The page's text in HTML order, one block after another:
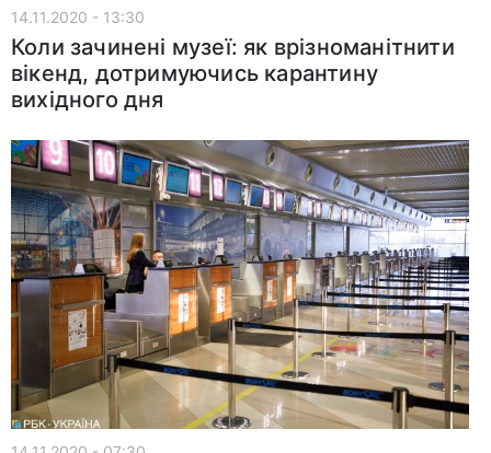
14.11.2020 - 13:30
Коли зачинені музеї: як врізноманітнити
вікенд, дотримуючись карантину
вихідного дня